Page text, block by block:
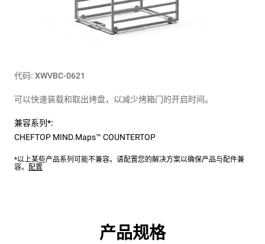
代码: XWVBC-0621
可以快速装载和取出烤盘，以减少烤箱门的开启时间。
兼容系列*:
CHEFTOP MIND.Maps™ COUNTERTOP
*以上某些产品系列可能不兼容。请配置您的解决方案以确保产品与配件兼
容。 配置
产品规格